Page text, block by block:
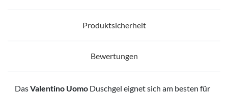
Produktsicherheit
Bewertungen
DasValentino Uomo Duschgel eignet sich am besten für